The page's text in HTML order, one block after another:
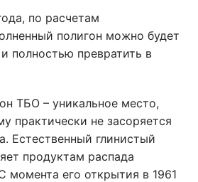
по расчетам
полигон можно будет
полностью превратить в
ТБО – уникальное место,
практически не засоряется
Естественный глинистый
продуктам распада
момента его открытия в 1961